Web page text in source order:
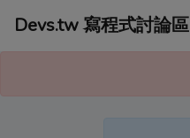
Devs.tw 寫程式討論區